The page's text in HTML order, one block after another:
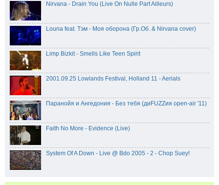
Nirvana - Drain You (Live On Nulle Part Ailleurs)
Louna feat. Тэм - Моя оборона (Гр.Об. & Nirvana cover)
Limp Bizkit - Smells Like Teen Spirit
2001.09.25 Lowlands Festival, Holland 11 - Aerials
Паранойя и Ангедония - Без тебя (диFUZZия open-air '11)
Faith No More - Evidence (Live)
System Of A Down - Live @ Bdo 2005 - 2 - Chop Suey!